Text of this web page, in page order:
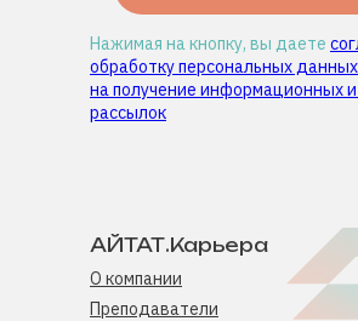
Нажимая на кнопку, вы даете
обработку персональных данных
на получение информационных
рассылок
АЙТАТ.Карьера
О компании
Преподаватели